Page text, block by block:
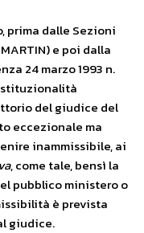
prima dalle Sezioni
e poi dalla
24 marzo 1993 n.
del giudice del
eccezionale ma
inammissibile, ai
, come tale, bensì la
pubblico ministero o
è prevista
giudice.